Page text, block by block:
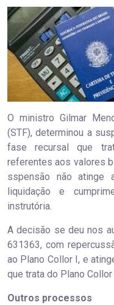
O ministro Gilmar
(STF), determinou a
fase recursal que
referentes aos valores
sspensão não atinge
liquidação e
instrutória.
A decisão se deu nos
631363, com
ao Plano Collor I, e
que trata do Plano Collor
Outros processos